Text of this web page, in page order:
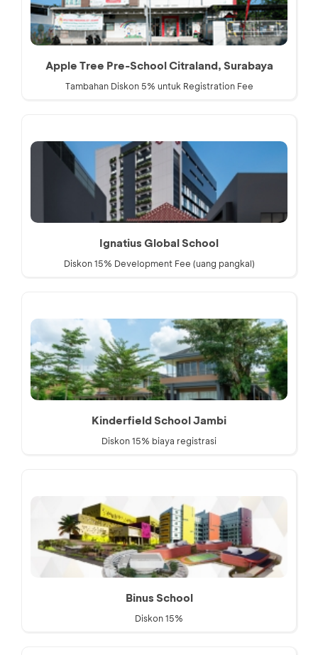
Apple Tree Pre-School Citraland, Surabaya
Tambahan Diskon 5% untuk Registration Fee
Ignatius Global School
Diskon 15% Development Fee (uang pangkal)
Kinderfield School Jambi
Diskon 15% biaya registrasi
Binus School
Diskon 15%